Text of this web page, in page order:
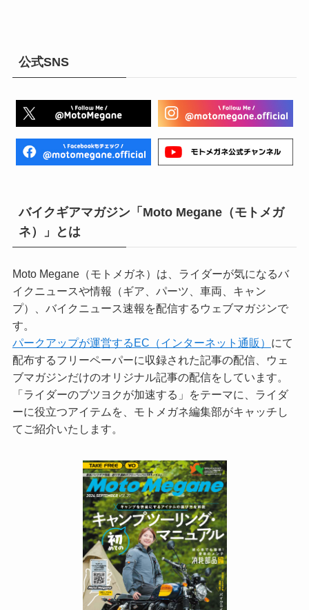
公式SNS
バイクギアマガジン「Moto Megane（モトメガ
ネ）」とは
Moto Megane（モトメガネ）は、ライダーが気になるバ
イクニュースや情報（ギア、パーツ、車両、キャン
プ）、バイクニュース速報を配信するウェブマガジンで
す。
パークアップが運営するEC（インターネット通販） にて
配布するフリーペーパーに収録された記事の配信、ウェ
ブマガジンだけのオリジナル記事の配信をしています。
「ライダーのブツヨクが加速する」をテーマに、ライダ
ーに役立つアイテムを、モトメガネ編集部がキャッチし
てご紹介いたします。